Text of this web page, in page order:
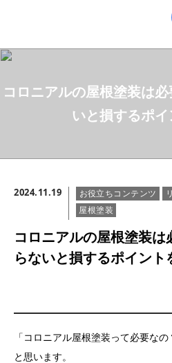
コロニアルの屋根塗装は
いと損するポ
2024.11.19 お役立ちコンテンツ
屋根塗装
コロニアルの屋根塗装は
らないと損するポイント
「コロニアル屋根塗装って必要な
と思います。
LINEする
施工メニュー
工事の流れ
施工実績
ココだけの話
お問い合わせ